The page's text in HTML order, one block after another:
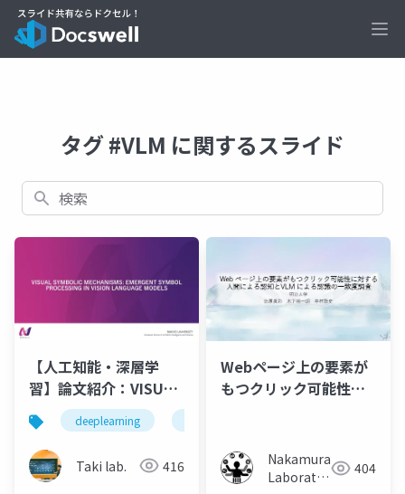
タグ #VLM に関するスライド
検索
【人工知能・深層学
習】論文紹介：VISUAL
SYMBOLIC
MECHANISMS:
EMERGENT SYMBOL
PROCESSING IN
deeplearning
Taki lab. 416
Webページ上の要素が
もつクリック可能性に
致度調査Nakamura
Laboratory
404